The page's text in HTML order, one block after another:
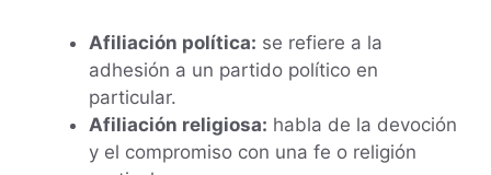
Afiliación política: se refiere a la
adhesión a un partido político en
particular.
Afiliación religiosa: habla de la devoción
y el compromiso con una fe o religión